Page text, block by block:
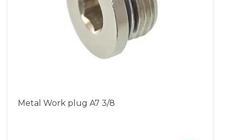
Metal Work plug A7 3/8